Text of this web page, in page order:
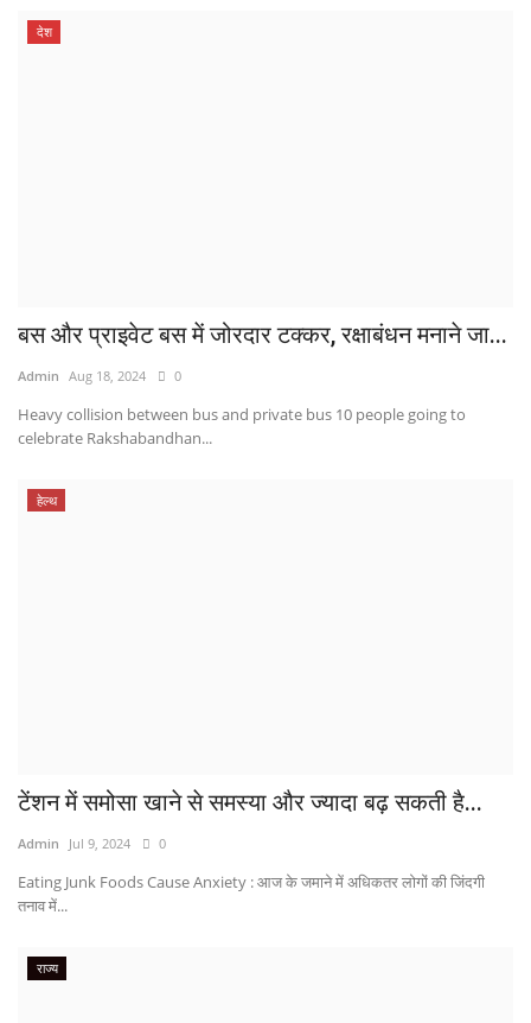
देश
बस और प्राइवेट बस में जोरदार टक्कर, रक्षाबंधन मनाने जा...
Admin Aug 18, 2024 0
Heavy collision between bus and private bus 10 people going to
celebrate Rakshabandhan...
हेल्थ
टेंशन में समोसा खाने से समस्या और ज्यादा बढ़ सकती है...
Admin Jul 9, 2024 0
Eating Junk Foods Cause Anxiety : आज के जमाने में अधिकतर लोगों की जिंदगी
तनाव में...
राज्य